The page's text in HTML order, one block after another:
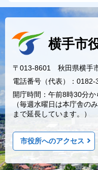
横手市
〒013-8601 秋田県横手
電話番号（代表）：
開庁時間：午前8時30分
（毎週水曜日は本庁舎の
まで延長しています。）
市役所へのアクセス